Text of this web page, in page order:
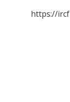
https://